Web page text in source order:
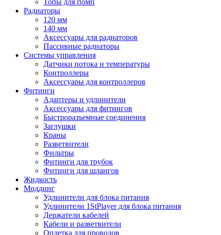
Топы для помп
Радиаторы
120 мм
140 мм
Аксессуары для радиаторов
Пассивные радиаторы
Системы управления
Датчики потока и температуры
Контроллеры
Аксессуары для контроллеров
Фитинги
Адаптеры и удлинители
Аксессуары для фитингов
Быстроразъемные соединения
Заглушки
Краны
Разветвители
Фильтры
Фитинги для трубок
Фитинги для шлангов
Жидкость
Моддинг
Удлинители для блока питания
Удлинители 1StPlayer для блока питания
Держатели кабелей
Кабели и разветвители
Оплетка для проводов